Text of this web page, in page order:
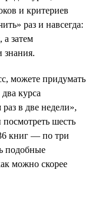
и критериев
раз и навсегда:
а затем
знания.
можете придумать
курса
в две недели»,
шесть
книг — по три
подобные
можно скорее